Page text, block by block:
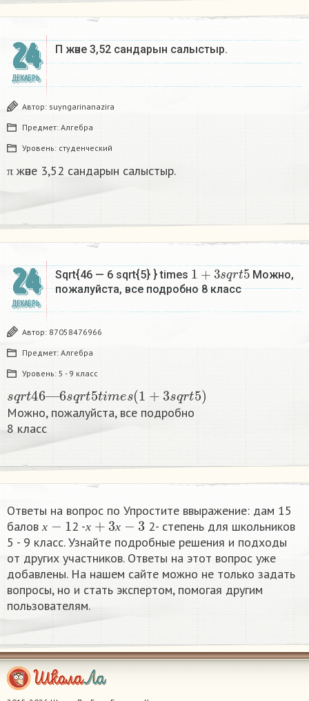
24
ДЕКАБРЬ
Π және 3,52 сандарын салыстыр. ​
Автор: suyngarinanazira
Предмет: Алгебра
Уровень: студенческий
π және 3,52 сандарын салыстыр.
24
ДЕКАБРЬ
Sqrt{46 — 6 sqrt{5} } times
1+3sqrt5
Можно,
пожалуйста, все подробно 8 класс​
Автор: 87058476966
Предмет: Алгебра
Уровень: 5 - 9 класс
46 6 5 (1 sq )
Можно, пожалуйста, все подробно
8 класс​
Ответы на вопрос по Упростите ввыражение: дам 15
баловх
х −1
2 -х
х+3
х
х −3
2- степень для школьников
5 - 9 класс. Узнайте подробные решения и подходы
от других участников. Ответы на этот вопрос уже
добавлены. На нашем сайте можно не только задать
вопросы, но и стать экспертом, помогая другим
пользователям.